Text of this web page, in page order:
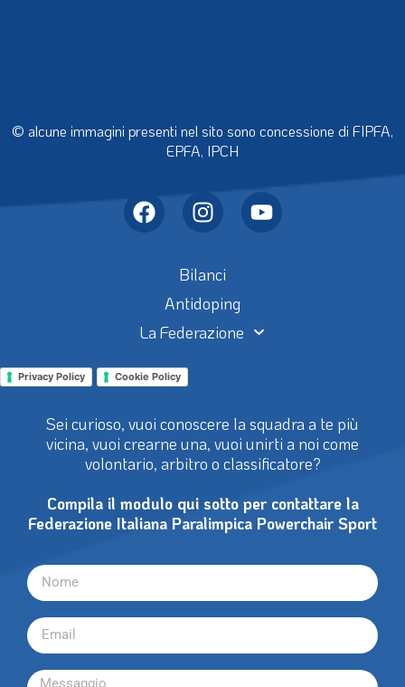
© alcune immagini presenti nel sito sono concessione di FIPFA,
EPFA, IPCH
Bilanci
Antidoping
La Federazione
Privacy Policy Cookie Policy
Sei curioso, vuoi conoscere la squadra a te più
vicina, vuoi crearne una, vuoi unirti a noi come
volontario, arbitro o classificatore?
Compila il modulo qui sotto per contattare la
Federazione Italiana Paralimpica Powerchair Sport